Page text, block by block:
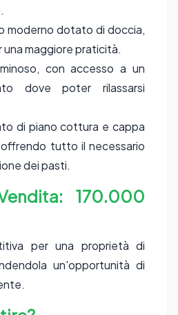
moderno dotato di doccia,
maggiore praticità.
con accesso a un
dove poter rilassarsi
di piano cottura e cappa
offrendo tutto il necessario
dei pasti.
170.000
per una proprietà di
un'opportunità di